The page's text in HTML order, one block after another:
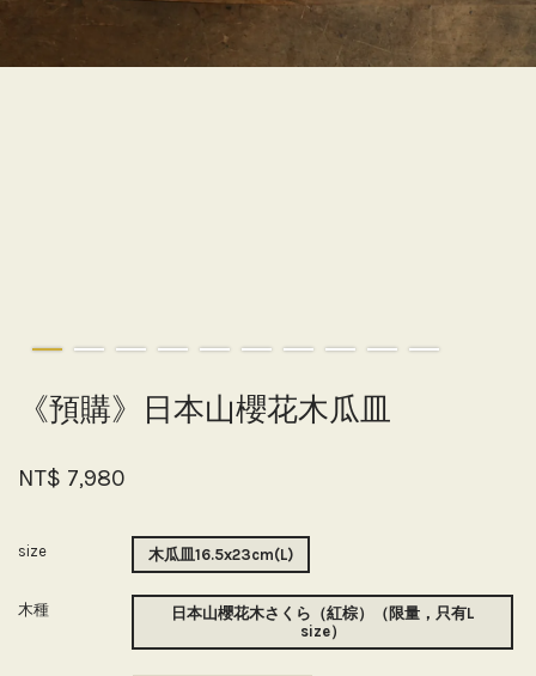
《預購》日本山櫻花木瓜皿
NT$ 7,980
size 木瓜皿16.5x23cm(L)
木種
日本山櫻花木さくら（紅棕）（限量，只有L
size）